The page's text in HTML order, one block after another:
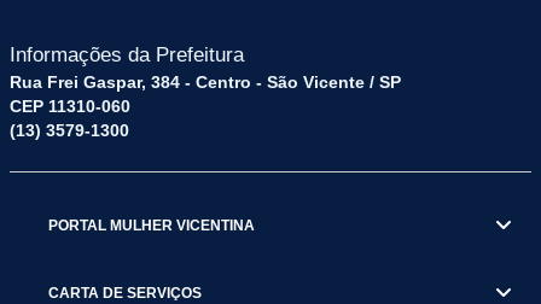
Informações da Prefeitura
Rua Frei Gaspar, 384 - Centro - São Vicente / SP
CEP 11310-060
(13) 3579-1300
PORTAL MULHER VICENTINA
CARTA DE SERVIÇOS